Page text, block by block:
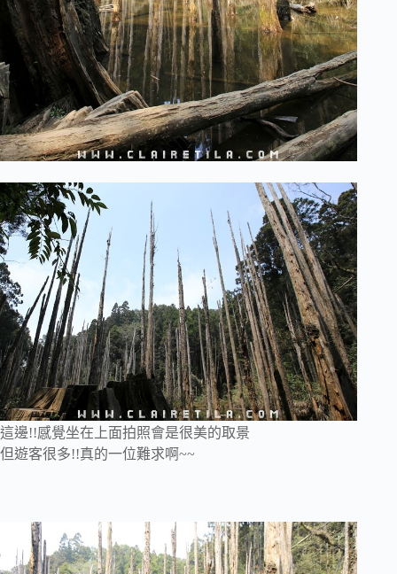
這邊!!感覺坐在上面拍照會是很美的取景
但遊客很多!!真的一位難求啊~~